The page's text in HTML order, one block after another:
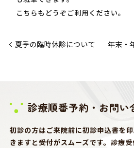
こちらもどうぞご利用ください。
夏季の臨時休診について 年末・
診療順番予約・お問い
初診の方はご来院前に初診申込書を
きますと受付がスムーズです。診療